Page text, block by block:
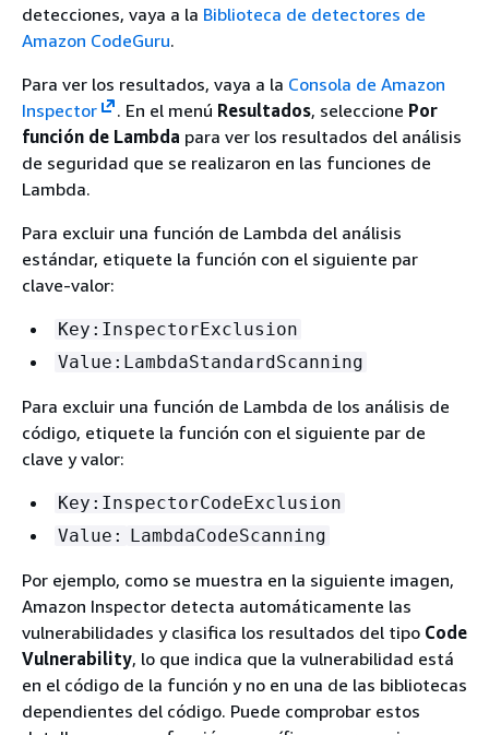
detecciones, vaya a la Biblioteca de detectores de
Amazon CodeGuru.
Para ver los resultados, vaya a la Consola de Amazon
Inspector
. En el menú Resultados, seleccione Por
función de Lambda para ver los resultados del análisis
de seguridad que se realizaron en las funciones de
Lambda.
Para excluir una función de Lambda del análisis
estándar, etiquete la función con el siguiente par
clave-valor:
Key:InspectorExclusion
Value:LambdaStandardScanning
Para excluir una función de Lambda de los análisis de
código, etiquete la función con el siguiente par de
clave y valor:
Key:InspectorCodeExclusion
Value: LambdaCodeScanning
Por ejemplo, como se muestra en la siguiente imagen,
Amazon Inspector detecta automáticamente las
vulnerabilidades y clasifica los resultados del tipo Code
Vulnerability, lo que indica que la vulnerabilidad está
en el código de la función y no en una de las bibliotecas
dependientes del código. Puede comprobar estos